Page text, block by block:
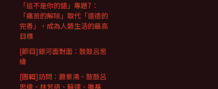
「這不是你的錯」專題7：
「痛苦的解除」取代「道德的
完善」，成為人類生活的最高
目標
[節目]銀河面對面：鼓鼓呂思
緯
[圖輯]訪問：蕭景鴻、鼓鼓呂
思緯、林芳語、蘇達、撒基